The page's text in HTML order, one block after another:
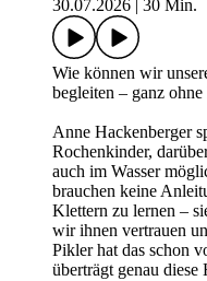
30.07.2026
30 Min.
Wie können wir
begleiten – ganz
Anne Hackenberger
Rochenkinder,
auch im Wasser
brauchen keine
Klettern zu lernen –
wir ihnen vertrauen
Pikler hat das schon
überträgt genau diese